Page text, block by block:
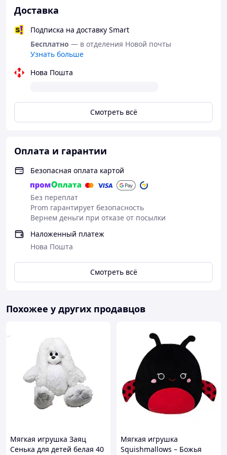
Доставка
Подписка на доставку Smart
Бесплатно — в отделения Новой почты
Узнать больше
Нова Пошта
Смотреть всё
Оплата и гарантии
Безопасная оплата картой
Без переплат
Prom гарантирует безопасность
Вернем деньги при отказе от посылки
Наложенный платеж
Нова Пошта
Смотреть всё
Похожее у других продавцов
Мягкая игрушка Заяц
Сенька для детей белая 40
Мягкая игрушка
Squishmallows – Божья